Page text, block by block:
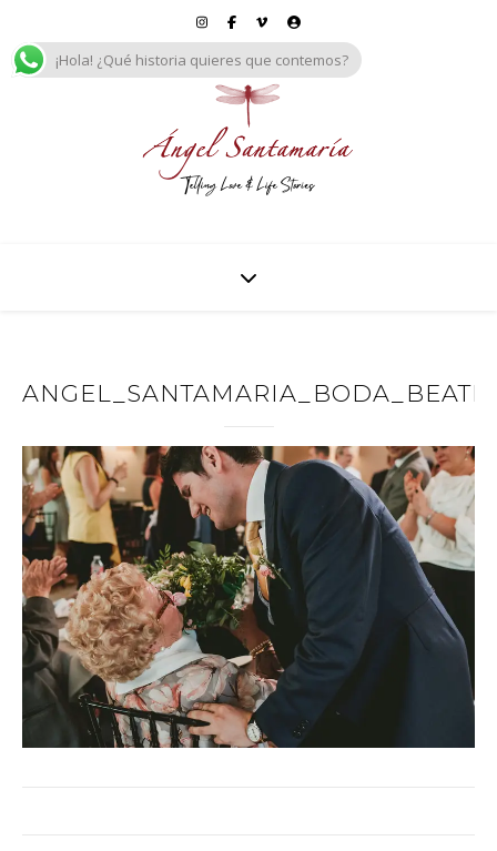
¡Hola! ¿Qué historia quieres que contemos?